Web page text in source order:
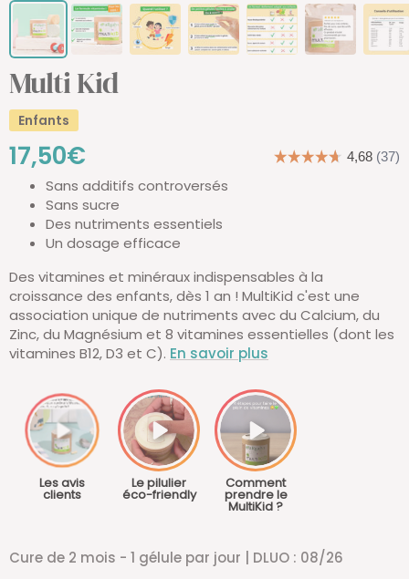
Multi Kid
Enfants
Prix
de
vente
17,50€
Sans additifs controversés
Sans sucre
Des nutriments essentiels
Un dosage efficace
Des vitamines et minéraux indispensables à la
croissance des enfants, dès 1 an ! MultiKid c'est une
association unique de nutriments avec du Calcium, du
Zinc, du Magnésium et 8 vitamines essentielles (dont les
vitamines B12, D3 et C). En savoir plus
Les avis
clients
Le pilulier
éco-friendly
Comment
prendre le
MultiKid ?
Cure de 2 mois - 1 gélule par jour | DLUO : 08/26